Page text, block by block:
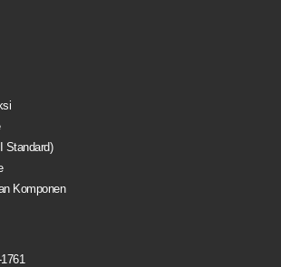
Standard)
Komponen